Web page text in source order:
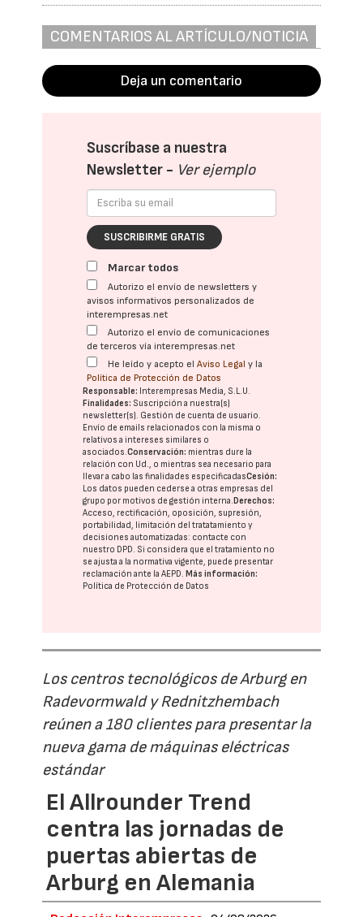
COMENTARIOS AL ARTÍCULO/NOTICIA
Deja un comentario
Suscríbase a nuestra
Newsletter - Ver ejemplo
SUSCRIBIRME GRATIS
Marcar todos
Autorizo el envío de newsletters y
avisos informativos personalizados de
interempresas.net
Autorizo el envío de comunicaciones
de terceros vía interempresas.net
He leído y acepto elAviso Legal y la
Política de Protección de Datos
Responsable: Interempresas Media, S.L.U.
Finalidades: Suscripción a nuestra(s)
newsletter(s). Gestión de cuenta de usuario.
Envío de emails relacionados con la misma o
relativos a intereses similares o
asociados.Conservación: mientras dure la
relación con Ud., o mientras sea necesario para
llevar a cabo las finalidades especificadasCesión:
Los datos pueden cederse a otras empresas del
grupo por motivos de gestión interna.Derechos:
Acceso, rectificación, oposición, supresión,
portabilidad, limitación del tratatamiento y
decisiones automatizadas: contacte con
nuestro DPD. Si considera que el tratamiento no
se ajusta a la normativa vigente, puede presentar
reclamación ante laAEPD.Más información:
Política de Protección de Datos
Los centros tecnológicos de Arburg en
Radevormwald y Rednitzhembach
reúnen a 180 clientes para presentar la
nueva gama de máquinas eléctricas
estándar
El Allrounder Trend
centra las jornadas de
puertas abiertas de
Arburg en Alemania